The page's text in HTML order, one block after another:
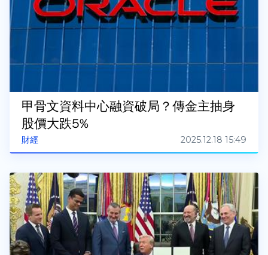
財經
甲骨文資料中心融資破局？傳金主抽身
股價大跌5%
2025.12.18 15:49